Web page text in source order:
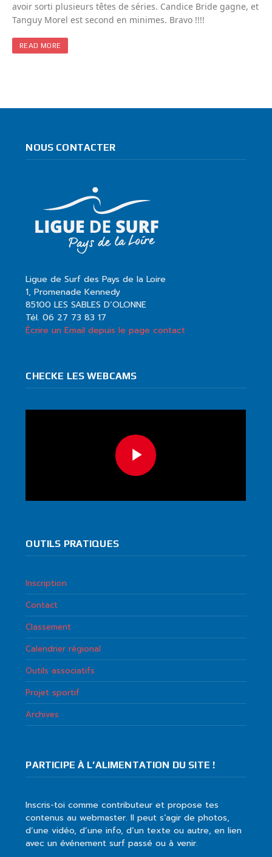
avoir sorti plusieurs têtes de séries. Candice Bride gagne, et
Tanguy Morel est second en minimes. Bravo !!!!
READ MORE
NOUS CONTACTER
Ligue de Surf des Pays de la Loire
1, Promenade Kennedy
85100 LES SABLES D’OLONNE
Tél. 06 27 73 83 17
Écrire un Email depuis le page contact
CHECKE LES WEBCAMS
OUTILS PRATIQUES
Inscription
Contact
Classement
Calendrier régional
Outils associatifs
Projet sportif
Archives
PARTICIPE À L’ALIMENTATION DU SITE !
Inscris-toi comme contributeur et propose tes
contenus au webmaster. Il peut s’agir de photos,
d’une vidéo, d’une info, d’un texte ou autre, en lien
avec un événement surf passé ou à venir.